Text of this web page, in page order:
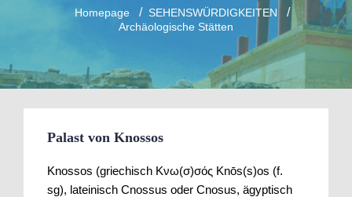
Homepage
SEHENSWÜRDIGKEITEN
Archäologische Stätten
Palast von Knossos
Knossos (griechisch Κνω(σ)σός Knōs(s)os (f.
sg), lateinisch Cnossus oder Cnosus, ägyptisch